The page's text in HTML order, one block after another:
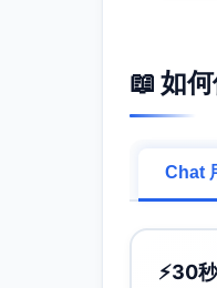
📖 如
Chat
⚡30